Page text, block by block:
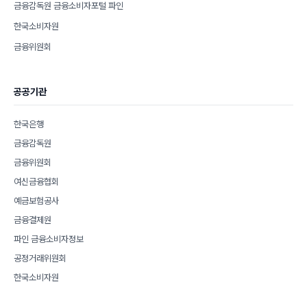
금융감독원 금융소비자포털 파인
한국소비자원
금융위원회
공공기관
한국은행
금융감독원
금융위원회
여신금융협회
예금보험공사
금융결제원
파인 금융소비자정보
공정거래위원회
한국소비자원